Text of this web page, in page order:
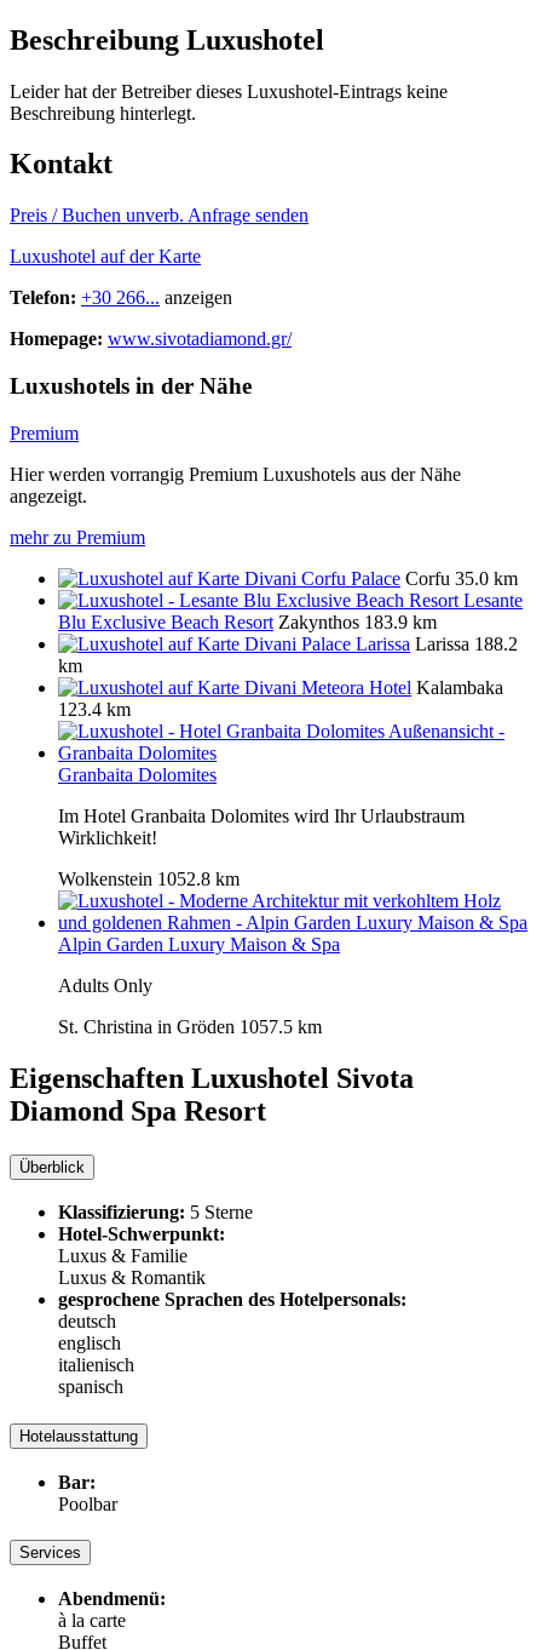
Beschreibung Luxushotel
Leider hat der Betreiber dieses Luxushotel-Eintrags keine
Beschreibung hinterlegt.
Kontakt
Preis / Buchen unverb. Anfrage senden
Luxushotel auf der Karte
Telefon: +30 266... anzeigen
Homepage: www.sivotadiamond.gr/
Luxushotels in der Nähe
Premium
Hier werden vorrangig Premium Luxushotels aus der Nähe
angezeigt.
mehr zu Premium
Divani Corfu Palace Corfu 35.0 km
Lesante
Blu Exclusive Beach Resort Zakynthos 183.9 km
Divani Palace Larissa Larissa 188.2
km
Divani Meteora Hotel Kalambaka
123.4 km
Granbaita Dolomites
Im Hotel Granbaita Dolomites wird Ihr Urlaubstraum
Wirklichkeit!
Wolkenstein 1052.8 km
Alpin Garden Luxury Maison & Spa
Adults Only
St. Christina in Gröden 1057.5 km
Eigenschaften Luxushotel Sivota
Diamond Spa Resort
Überblick
Klassifizierung: 5 Sterne
Hotel-Schwerpunkt:
Luxus & Familie
Luxus & Romantik
gesprochene Sprachen des Hotelpersonals:
deutsch
englisch
italienisch
spanisch
Hotelausstattung
Bar:
Poolbar
Services
Abendmenü:
à la carte
Buffet